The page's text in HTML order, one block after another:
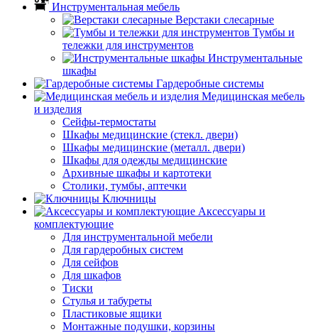
Инструментальная мебель
Верстаки слесарные
Тумбы и
тележки для инструментов
Инструментальные
шкафы
Гардеробные системы
Медицинская мебель
и изделия
Сейфы-термостаты
Шкафы медицинские (стекл. двери)
Шкафы медицинские (металл. двери)
Шкафы для одежды медицинские
Архивные шкафы и картотеки
Столики, тумбы, аптечки
Ключницы
Аксессуары и
комплектующие
Для инструментальной мебели
Для гардеробных систем
Для сейфов
Для шкафов
Тиски
Стулья и табуреты
Пластиковые ящики
Монтажные подушки, корзины